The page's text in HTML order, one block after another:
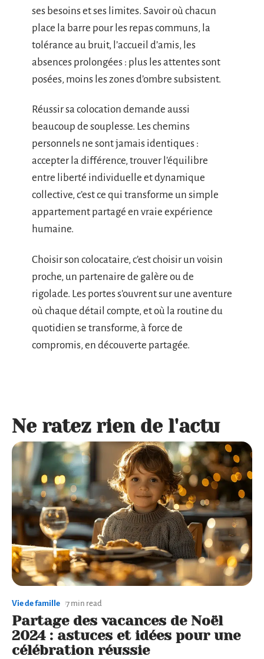
ses besoins et ses limites. Savoir où chacun
place la barre pour les repas communs, la
tolérance au bruit, l’accueil d’amis, les
absences prolongées : plus les attentes sont
posées, moins les zones d’ombre subsistent.
Réussir sa colocation demande aussi
beaucoup de souplesse. Les chemins
personnels ne sont jamais identiques :
accepter la différence, trouver l’équilibre
entre liberté individuelle et dynamique
collective, c’est ce qui transforme un simple
appartement partagé en vraie expérience
humaine.
Choisir son colocataire, c’est choisir un voisin
proche, un partenaire de galère ou de
rigolade. Les portes s’ouvrent sur une aventure
où chaque détail compte, et où la routine du
quotidien se transforme, à force de
compromis, en découverte partagée.
Ne ratez rien de l'actu
Vie de famille 7 min read
Partage des vacances de Noël
2024 : astuces et idées pour une
célébration réussie